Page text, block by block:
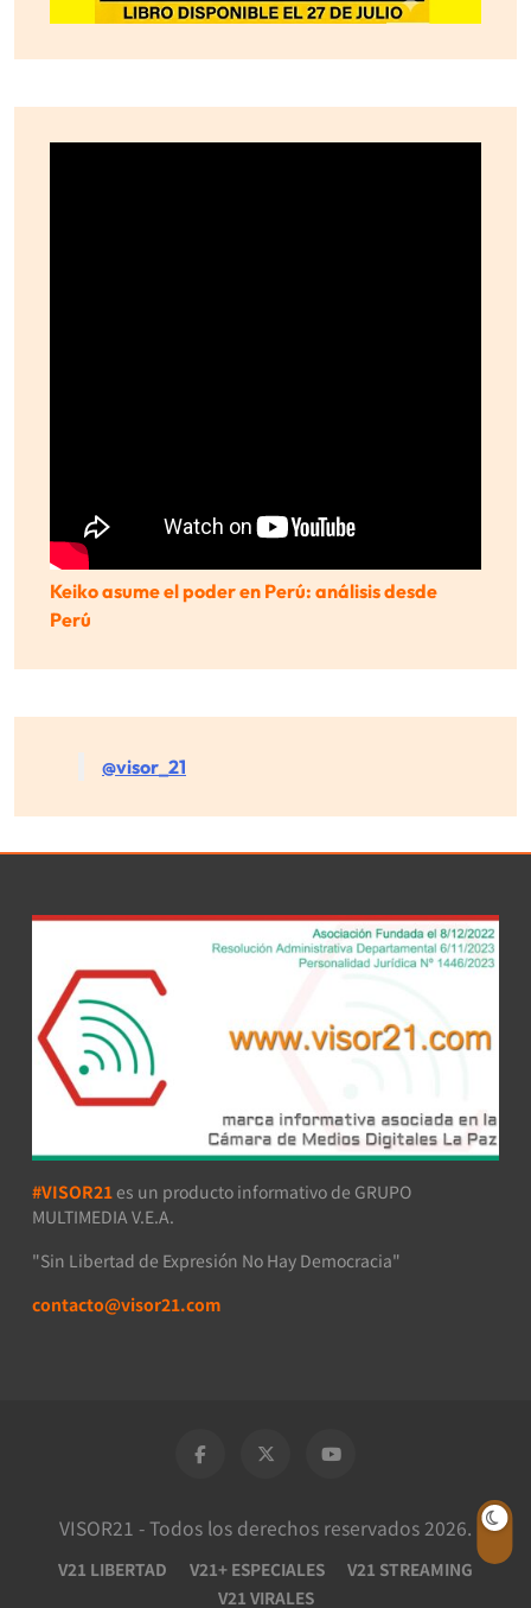
Keiko asume el poder en Perú: análisis desde
Perú
@visor_21
#VISOR21 es un producto informativo de GRUPO
MULTIMEDIA V.E.A.
"Sin Libertad de Expresión No Hay Democracia"
contacto@visor21.com
VISOR21 - Todos los derechos reservados 2026.
V21 LIBERTAD V21+ ESPECIALES
V21 STREAMING
V21 VIRALES